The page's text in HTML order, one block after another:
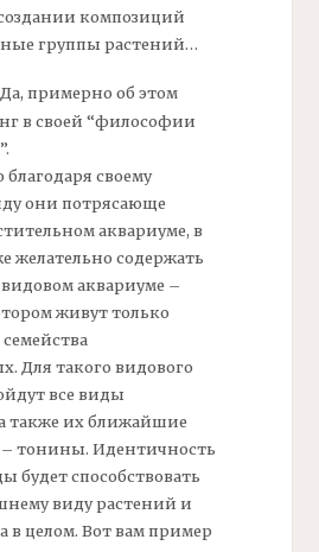
композиций
группы растений…
примерно об этом
в своей “философии
своему
они потрясающе
аквариуме, в
желательно содержать
аквариуме –
живут только
Для такого видового
все виды
также их ближайшие
тонины. Идентичность
будет способствовать
виду растений и
в целом. Вот вам пример